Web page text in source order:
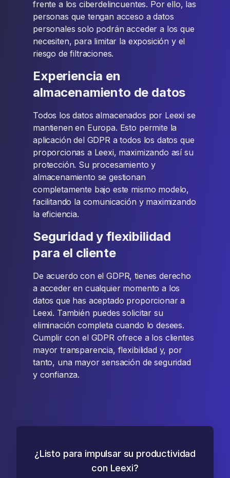
frente a los ciberdelincuentes. Por ello, las
personas que tengan acceso a datos
personales solo podrán acceder a los que
necesiten, para limitar la exposición y el
riesgo de filtraciones.
Experiencia en
almacenamiento de datos
Todos los datos almacenados por Leexi se
mantienen en Europa. Esto permite la
aplicación del GDPR a todos los datos que
proporcionas a Leexi, maximizando así su
protección. Su procesamiento y
almacenamiento se gestionan
completamente bajo este mismo modelo,
facilitando la comunicación y maximizando
la eficiencia.
Seguridad y flexibilidad
para el cliente
De acuerdo con el GDPR, tienes derecho
a acceder en cualquier momento a los
datos que has aceptado proporcionar a
Leexi. También puedes solicitar su
eliminación completa cuando lo desees.
Cumplir con el GDPR ofrece a los clientes
mayor transparencia, flexibilidad y, por
tanto, una mayor sensación de seguridad
y confianza.
¿Listo para impulsar su productividad
con Leexi?